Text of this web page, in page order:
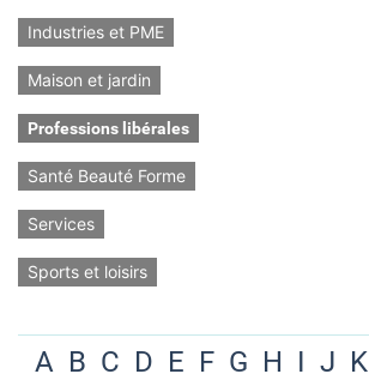
Industries et PME
Maison et jardin
Professions libérales
Santé Beauté Forme
Services
Sports et loisirs
A B C D E F G H I J K